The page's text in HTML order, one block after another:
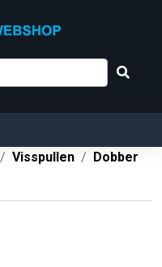
Visspullen
Dobber